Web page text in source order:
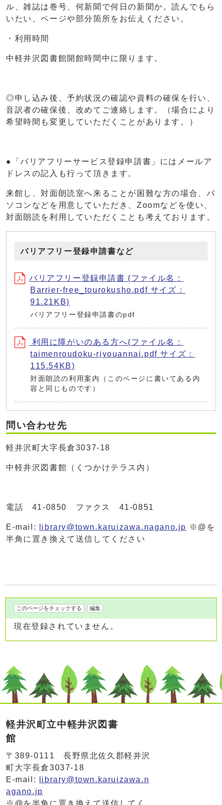
ル、雑誌は巻号、何新聞で何日の新聞か。読んでもら
いたい、ページや部分箇所をお伝えください。
・利用時間
中軽井沢図書館開館時間中に限ります。
◎申し込み後、予約状況の確認や資料の確保を行い、
音訳者の確保後、改めてご連絡します。（場合により
希望時間も変更していただくことがあります。）
●「バリアフリーサービス登録申請書」にはメールア
ドレスの記入も行って頂きます。
来館し、対面朗読室へ来ることが困難な方の場合、パ
ソコンなどを用意していただき、Zoomなどを使い、
対面朗読を利用していただくことも考えております。
バリアフリー登録申請書など
バリアフリー登録申請書 (ファイル名：
Barrier-free_tourokusho.pdf サイズ：
91.21KB)
バリアフリー登録申請書のpdf
利用に障がいのある方へ(ファイル名：
taimenroudoku-riyouannai.pdf サイズ：
115.54KB)
対面朗読の利用案内（このページに書いてある内
容と同じものです）
問い合わせ先
軽井沢町大字長倉3037-18
中軽井沢図書館（くつかけテラス内）
電話 41-0850 ファクス 41-0851
E-mail: library@town.karuizawa.nagano.jp ※@を
半角に置き換えて送信してください
このページをチェックする 編集
現在登録されていません。
軽井沢町立中軽井沢図書
館
〒389-0111 長野県北佐久郡軽井沢
町大字長倉3037-18
E-mail: library@town.karuizawa.n
agano.jp
※@を半角に置き換えて送信してく